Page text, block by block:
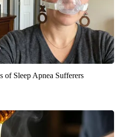
of Sleep Apnea Sufferers